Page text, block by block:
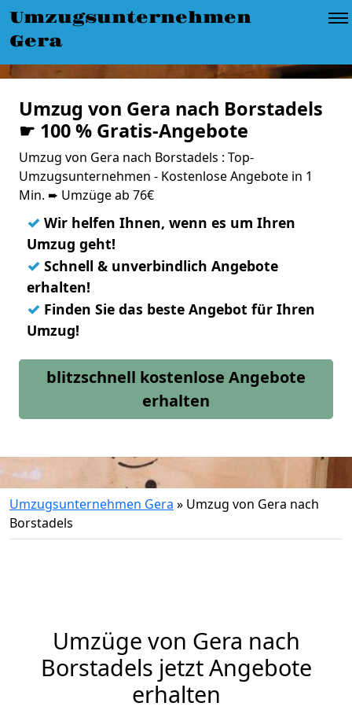
Umzugsunternehmen
Gera
Umzug von Gera nach Borstadels
☛ 100 % Gratis-Angebote
Umzug von Gera nach Borstadels : Top-
Umzugsunternehmen - Kostenlose Angebote in 1
Min. ➨ Umzüge ab 76€
✓ Wir helfen Ihnen, wenn es um Ihren
Umzug geht!
✓ Schnell & unverbindlich Angebote
erhalten!
✓ Finden Sie das beste Angebot für Ihren
Umzug!
blitzschnell kostenlose Angebote
erhalten
Umzugsunternehmen Gera » Umzug von Gera nach
Borstadels
Umzüge von Gera nach
Borstadels jetzt Angebote
erhalten